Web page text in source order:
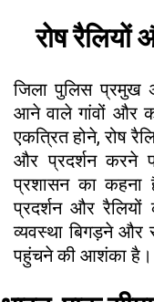
रोष रैलियों
जिला पुलिस प्रमुख
आने वाले गांवों और
एकत्रित होने, रोष
और प्रदर्शन करने
प्रशासन का कहना
प्रदर्शन और
व्यवस्था बिगड़ने और
पहुंचने की आशंका है।